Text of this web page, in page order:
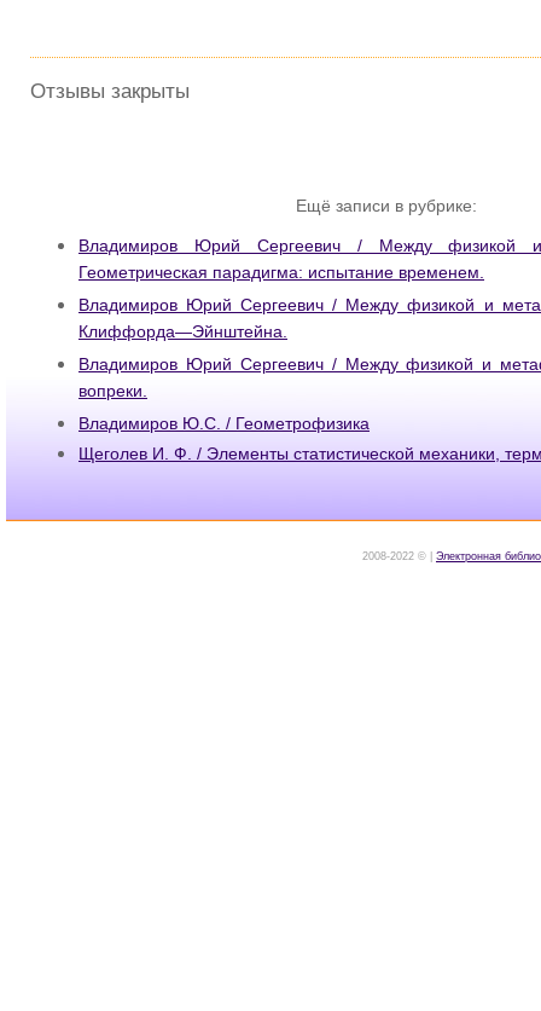
Отзывы закрыты
Ещё записи в рубрике:
Владимиров Юрий Сергеевич / Между физикой
Геометрическая парадигма: испытание временем.
Владимиров Юрий Сергеевич / Между физикой и
Клиффорда—Эйнштейна.
Владимиров Юрий Сергеевич / Между физикой и
вопреки.
Владимиров Ю.С. / Геометрофизика
Щеголев И. Ф. / Элементы статистической механики,
2008-2022 © | Электронная